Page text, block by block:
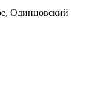
Одинцовский